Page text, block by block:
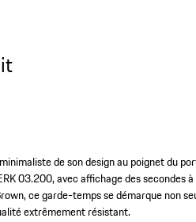
de son design au poignet du
03.200, avec affichage des secondes
ce garde-temps se démarque non
extrêmement résistant.